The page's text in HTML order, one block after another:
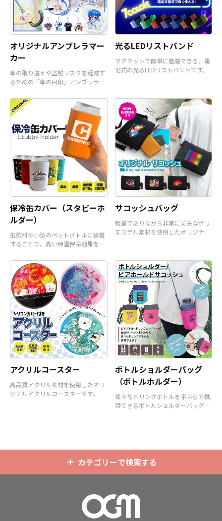
オリジナルアンブレラマー
カー
傘の取り違えや盗難リスクを軽減す
るための「傘の目印」アンブレラマ
光るLEDリストバンド
マグネットで簡単に着脱できる、電
池式の光るLEDリストバンドです。
保冷缶カバー（スタビーホ
ルダー）
缶飲料や小型のペットボトルに装着
することで、高い保温保冷効果を発
サコッシュバッグ
軽量でありながら非常に丈夫なポリ
エステル素材を使用したオリジナル
アクリルコースター
高品質アクリル素材を使用したオリ
ジナルアクリルコースターです。
ボトルショルダーバッグ
（ボトルホルダー）
様々なドリンクボトルを手ぶらで携
帯できるボトルショルダーバッグ
カテゴリーで検索する